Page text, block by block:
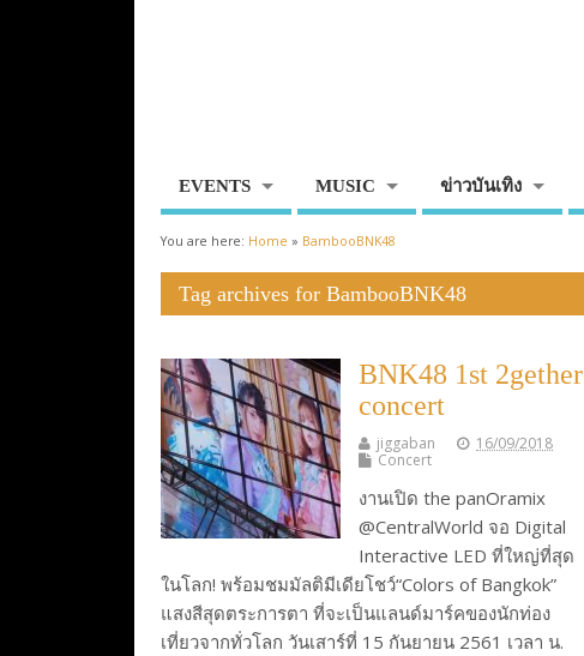
EVENTS MUSIC ข่าวบันเทิง
You are here: Home » BambooBNK48
Tag archives for BambooBNK48
BNK48 1st 2gether
concert
jiggaban
16/09/2018
Concert
งานเปิด the panOramix
@CentralWorld จอ Digital
Interactive LED ที่ใหญ่ที่สุด
ในโลก! พร้อมชมมัลติมีเดียโชว์“Colors of Bangkok”
แสงสีสุดตระการตา ที่จะเป็นแลนด์มาร์คของนักท่อง
เที่ยวจากทั่วโลก วันเสาร์ที่ 15 กันยายน 2561 เวลา น.